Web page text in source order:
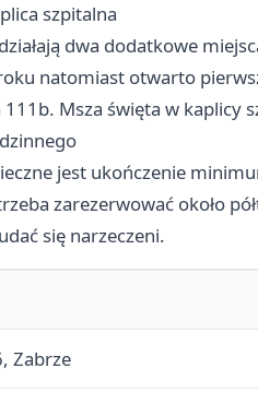
szpitalna
dwa dodatkowe
natomiast otwarto
Msza święta w kaplicy
jest ukończenie
zarezerwować około
się narzeczeni.
Zabrze